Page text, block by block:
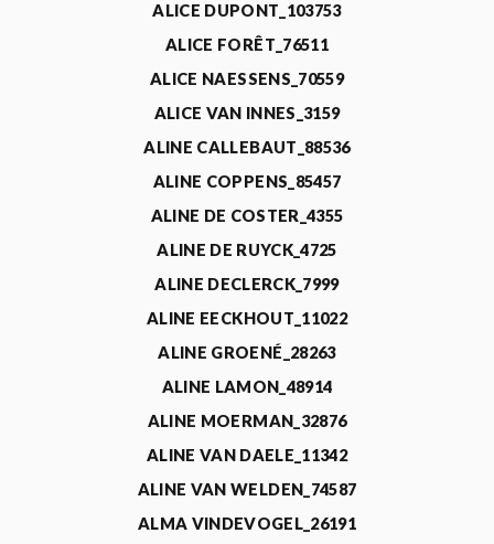
ALICE DUPONT_103753
ALICE FORÊT_76511
ALICE NAESSENS_70559
ALICE VAN INNES_3159
ALINE CALLEBAUT_88536
ALINE COPPENS_85457
ALINE DE COSTER_4355
ALINE DE RUYCK_4725
ALINE DECLERCK_7999
ALINE EECKHOUT_11022
ALINE GROENÉ_28263
ALINE LAMON_48914
ALINE MOERMAN_32876
ALINE VAN DAELE_11342
ALINE VAN WELDEN_74587
ALMA VINDEVOGEL_26191